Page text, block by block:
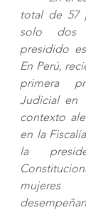
total de 57
solo dos
presidido
En Perú,
primera
Judicial en
contexto
en la
la